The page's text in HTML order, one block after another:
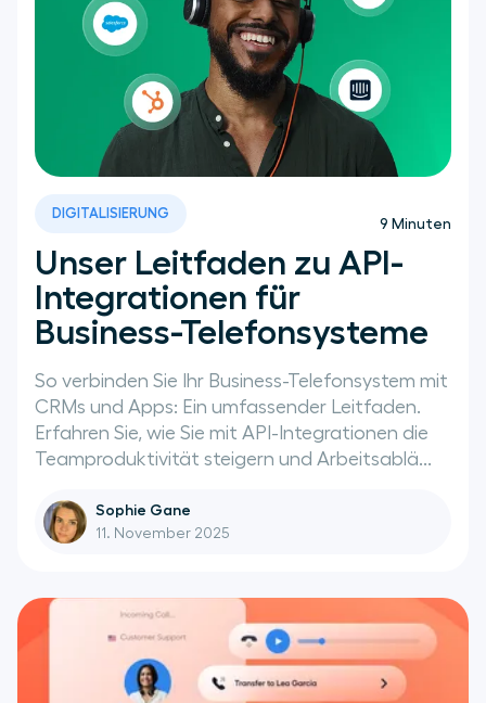
Vertrieb
Unser Leitfaden zu API-
Integrationen für
Business-Telefonsysteme
So verbinden Sie Ihr Business-Telefonsystem mit
CRMs und Apps: Ein umfassender Leitfaden.
Erfahren Sie, wie Sie mit API-Integrationen die
Teamproduktivität steigern und Arbeitsablä...
Sophie Gane
11. November 2025
9 Minuten
DIGITALISIERUNG